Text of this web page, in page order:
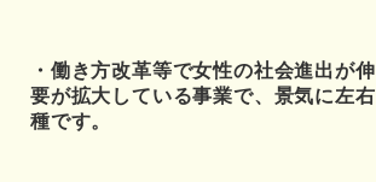
・働き方改革等で女性の社会進出が
要が拡大している事業で、景気に左
種です。